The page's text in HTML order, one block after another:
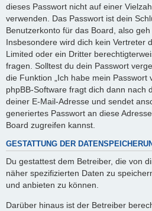
dieses Passwort nicht auf einer
verwenden. Das Passwort ist dein
Benutzerkonto für das Board, also geh
Insbesondere wird dich kein Vertreter
Limited oder ein Dritter
fragen. Solltest du dein Passwort
die Funktion „Ich habe mein Passwort
phpBB-Software fragt dich dann nach
deiner E-Mail-Adresse und sendet
generiertes Passwort an diese
Board zugreifen kannst.
GESTATTUNG DER
Du gestattest dem Betreiber, die von
näher spezifizierten Daten zu
und anbieten zu können.
Darüber hinaus ist der Betreiber